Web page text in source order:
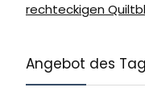
rechteckigen
Angebot des